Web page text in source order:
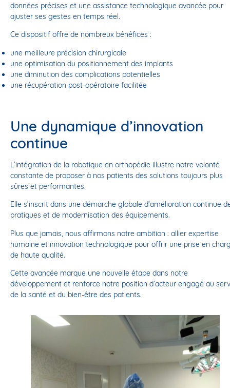
données précises et une assistance technologique avancée pour
ajuster ses gestes en temps réel.
Ce dispositif offre de nombreux bénéfices :
une meilleure précision chirurgicale
une optimisation du positionnement des implants
une diminution des complications potentielles
une récupération post-opératoire facilitée
Une dynamique d’innovation
continue
L’intégration de la robotique en orthopédie illustre notre volonté
constante de proposer à nos patients des solutions toujours plus
sûres et performantes.
Elle s’inscrit dans une démarche globale d’amélioration continue
pratiques et de modernisation des équipements.
Plus que jamais, nous affirmons notre ambition : allier expertise
humaine et innovation technologique pour offrir une prise en
de haute qualité.
Cette avancée marque une nouvelle étape dans notre
développement et renforce notre position d’acteur engagé au
de la santé et du bien-être des patients.